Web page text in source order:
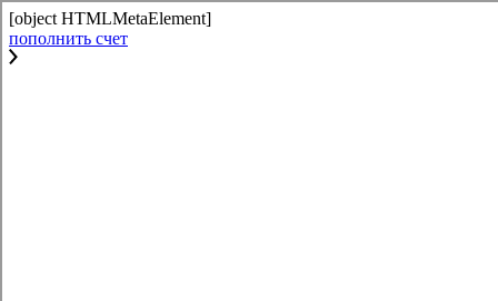
[object HTMLMetaElement]
пополнить счет